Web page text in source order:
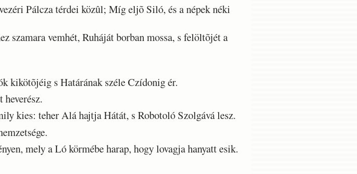
Pálcza térdei közûl; Míg eljõ Siló, és a népek néki
szamara vemhét, Ruháját borban mossa, s felöltõjét a
kikötõjéig s Határának széle Czídonig ér.
kies: teher Alá hajtja Hátát, s Robotoló Szolgává lesz.
mely a Ló körmébe harap, hogy lovagja hanyatt esik.